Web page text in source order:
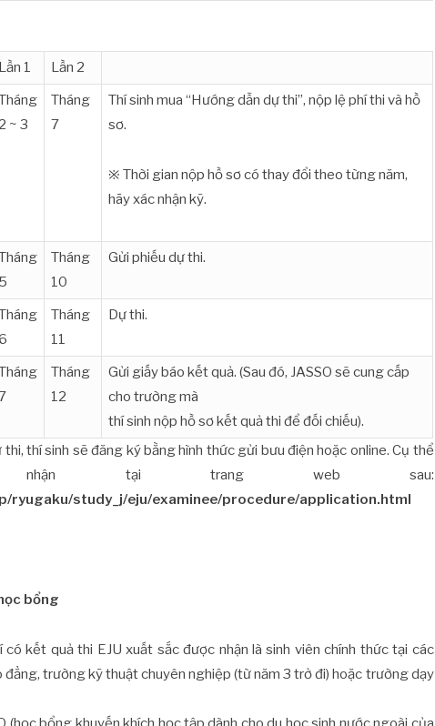
Lần 1
Lần 2
2 ~ 3
Tháng
7
Thí sinh mua “Hướng dẫn dự thi”, nộp lệ phí thi và hồ
sơ.
※ Thời gian nộp hồ sơ có thay đổi theo từng năm,
hãy xác nhận kỹ.
5
Tháng
10
Gửi phiếu dự thi.
Tháng
11
Dự thi.
Tháng
12
Gửi giấy báo kết quả. (Sau đó, JASSO sẽ cung cấp
cho trường mà
thí sinh nộp hồ sơ kết quả thi để đối chiếu).
thí sinh sẽ đăng ký bằng hình thức gửi bưu điện hoặc online. Cụ thể
tại trang web sau:
ryugaku/study_j/eju/examinee/procedure/application.html
bổng
kết quả thi EJU xuất sắc được nhận là sinh viên chính thức tại các
đẳng, trường kỹ thuật chuyên nghiệp (từ năm 3 trở đi) hoặc trường dạy